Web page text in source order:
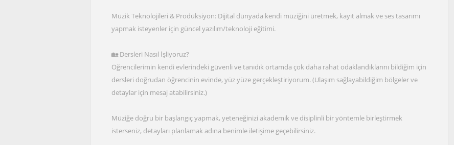
Müzik Teknolojileri & Prodüksiyon: Dijital dünyada kendi müziğini üretmek, kayıt almak ve ses tasarımı
yapmak isteyenler için güncel yazılım/teknoloji eğitimi.
🏡 Dersleri Nasıl İşliyoruz?
Öğrencilerimin kendi evlerindeki güvenli ve tanıdık ortamda çok daha rahat odaklandıklarını bildiğim için
dersleri doğrudan öğrencinin evinde, yüz yüze gerçekleştiriyorum. (Ulaşım sağlayabildiğim bölgeler ve
detaylar için mesaj atabilirsiniz.)
Müziğe doğru bir başlangıç yapmak, yeteneğinizi akademik ve disiplinli bir yöntemle birleştirmek
isterseniz, detayları planlamak adına benimle iletişime geçebilirsiniz.